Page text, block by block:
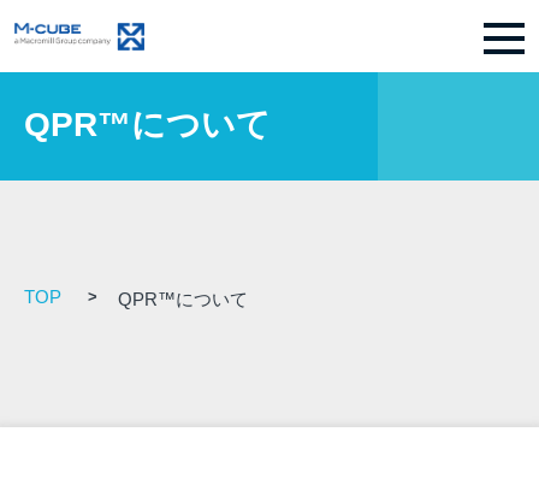
QPR™について
TOP QPR™について